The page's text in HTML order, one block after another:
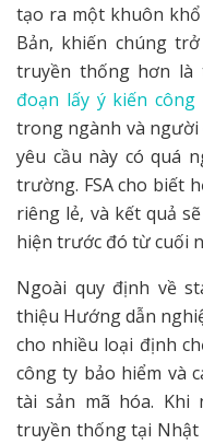
tạo ra một khuôn
Bản, khiến chúng
truyền thống hơn là
đoạn lấy ý kiến công
trong ngành và người
yêu cầu này có quá
trường. FSA cho biết
riêng lẻ, và kết quả
hiện trước đó từ cuối
Ngoài quy định về
thiệu Hướng dẫn
cho nhiều loại định
công ty bảo hiểm và
tài sản mã hóa. Khi
truyền thống tại Nhật